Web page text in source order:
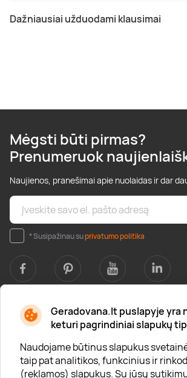
Geradovana.lt puslapyje yra
keturi pagrindiniai slapukų
Naudojame būtinus slapukus
taip pat analitikos, funkcinius ir
(reklamos) slapukus. Su jūsų
Dažniausiai užduodami klausimai
Mėgsti būti pirmas?
Prenumeruok
Naujienos, pranešimai apie nuolaidas ir dar
* Susipažinau suprivatumo politika
Apie mus
Apie „Gera Dovana“
Lojalumo klubas